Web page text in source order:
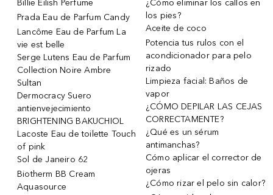
Billie Eilish Perfume
Prada Eau de Parfum Candy
Lancôme Eau de Parfum La
vie est belle
Serge Lutens Eau de Parfum
Collection Noire Ambre
Sultan
Dermocracy Suero
antienvejecimiento
BRIGHTENING BAKUCHIOL
Lacoste Eau de toilette Touch
of pink
Sol de Janeiro 62
Biotherm BB Cream
Aquasource
¿Cómo eliminar los callos en
los pies?
Aceite de coco
Potencia tus rulos con el
acondicionador para pelo
rizado
Limpieza facial: Baños de
vapor
¿CÓMO DEPILAR LAS CEJAS
CORRECTAMENTE?
¿Qué es un sérum
antimanchas?
Cómo aplicar el corrector de
ojeras
¿Cómo rizar el pelo sin calor?